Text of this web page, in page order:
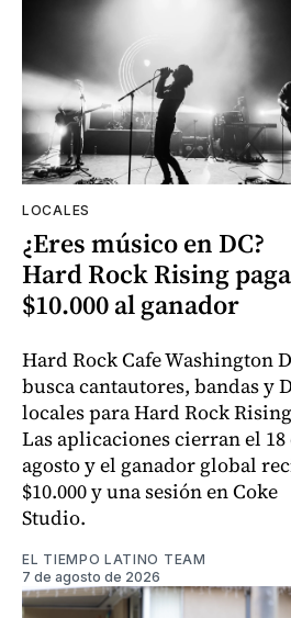
LOCALES
¿Eres músico en DC?
Hard Rock Rising paga
$10.000 al ganador
Hard Rock Cafe Washington
busca cantautores, bandas y
locales para Hard Rock
Las aplicaciones cierran el 18
agosto y el ganador global
$10.000 y una sesión en Coke
Studio.
EL TIEMPO LATINO TEAM
7 de agosto de 2026